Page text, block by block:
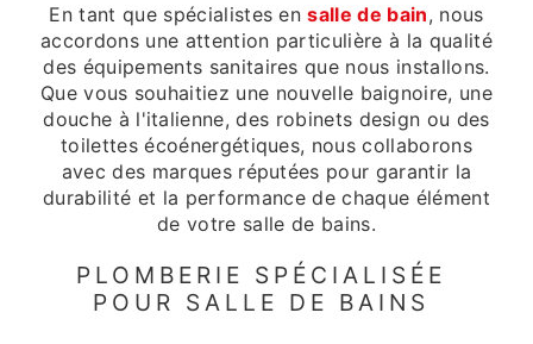
En tant que spécialistes ensalle de bain, nous
accordons une attention particulière à la qualité
des équipements sanitaires que nous installons.
Que vous souhaitiez une nouvelle baignoire, une
douche à l'italienne, des robinets design ou des
toilettes écoénergétiques, nous collaborons
avec des marques réputées pour garantir la
durabilité et la performance de chaque élément
de votre salle de bains.
PLOMBERIE SPÉCIALISÉE
POUR SALLE DE BAINS